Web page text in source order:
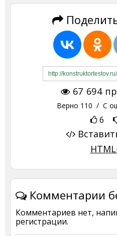
67 694
Верно 110 / С
6
Комментарии
Комментариев нет,
регистрации.